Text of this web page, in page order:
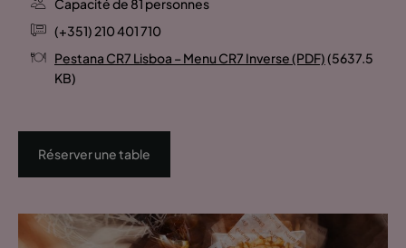
Capacité de 81 personnes
(+351) 210 401 710
Pestana CR7 Lisboa – Menu CR7 Inverse (PDF)(5637.5
KB)
Réserver une table